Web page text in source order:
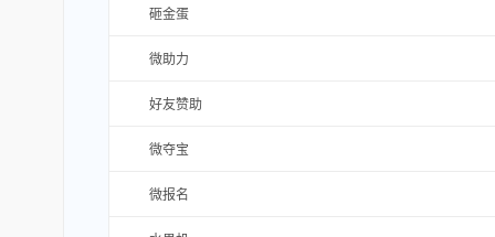
砸金蛋
微助力
好友赞助
微夺宝
微报名